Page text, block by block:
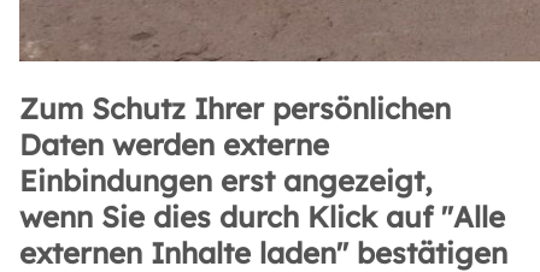
Zum Schutz Ihrer persönlichen
Daten werden externe
Einbindungen erst angezeigt,
wenn Sie dies durch Klick auf "Alle
externen Inhalte laden" bestätigen